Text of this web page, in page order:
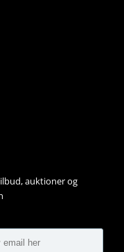
auktioner og